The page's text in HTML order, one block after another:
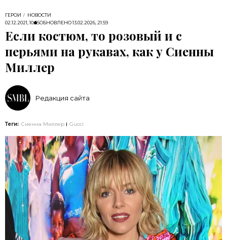
ГЕРОИ
НОВОСТИ
02.12.2021, 10:55ОБНОВЛЕНО13.02.2026, 21:59
Если костюм, то розовый и с
перьями на рукавах, как у Сиенны
Миллер
Редакция сайта
Теги: Сиенна Миллер Gucci